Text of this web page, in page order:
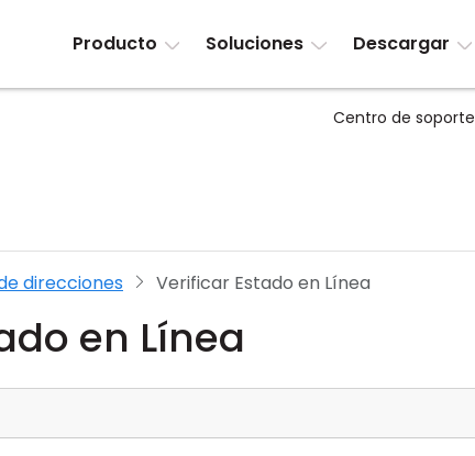
Producto Soluciones Descargar
Centro de soporte
direcciones Verificar Estado en Línea
en Línea